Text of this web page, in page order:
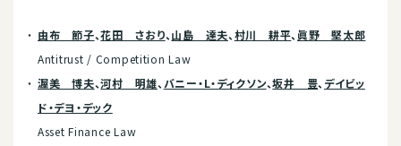
由布 節子、花田 さおり、山島 達夫、村川 耕平、 眞野 堅太郎
Antitrust / Competition Law
渥美 博夫、河村 明雄、 バニー・L・ディクソン、坂井 豊、 デイビッ
ド・デヨ・デック
Asset Finance Law